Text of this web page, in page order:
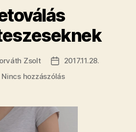
Zsolt
Bejegyzés
dátuma
2017.11.28.
Nincs hozzászólása(z)
bejegyzéshez